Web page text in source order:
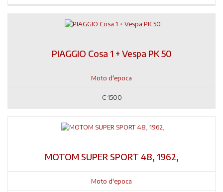
PIAGGIO Cosa 1 + Vespa PK 50
Moto d'epoca
€ 1500
MOTOM SUPER SPORT 48, 1962,
Moto d'epoca